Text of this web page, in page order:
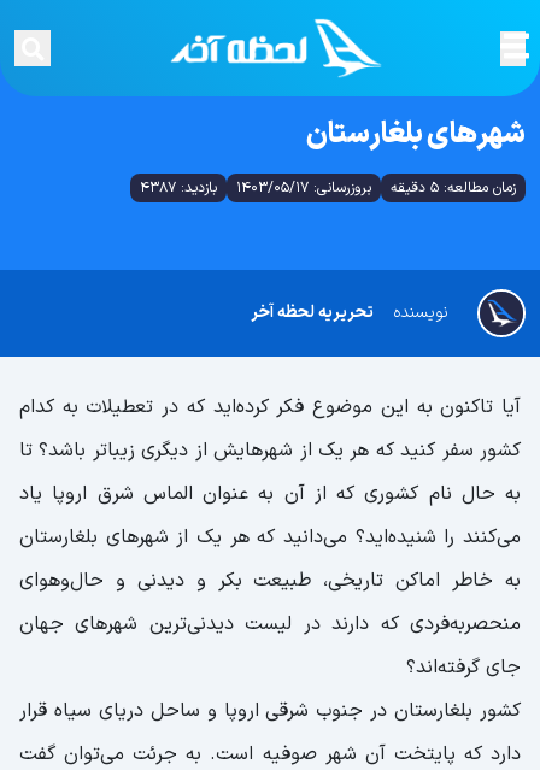
شهرهای بلغارستان
زمان مطالعه: 5 دقیقه بروزرسانی: 1403/05/17 بازدید: 4387
تحریریه لحظه آخر نویسنده
آیا تاکنون به این موضوع فکر کرده‌اید که در تعطیلات به کدام
کشور سفر کنید که هر یک از شهرهایش از دیگری زیباتر باشد؟ تا
به حال نام کشوری که از آن به عنوان الماس شرق اروپا یاد
می‌کنند را شنیده‌اید؟ می‌دانید که هر یک از شهرهای بلغارستان
به خاطر اماکن تاریخی، طبیعت بکر و دیدنی و حال‌وهوای
منحصربه‌فردی که دارند در لیست دیدنی‌ترین شهرهای جهان
جای گرفته‌اند؟
کشور بلغارستان در جنوب شرقی اروپا و ساحل دریای سیاه قرار
دارد که پایتخت آن شهر صوفیه است. به جرئت می‌توان گفت